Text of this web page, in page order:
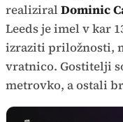
realiziral Dominic
Leeds je imel v kar
izraziti priložnosti,
vratnico. Gostitelji
metrovko, a ostali